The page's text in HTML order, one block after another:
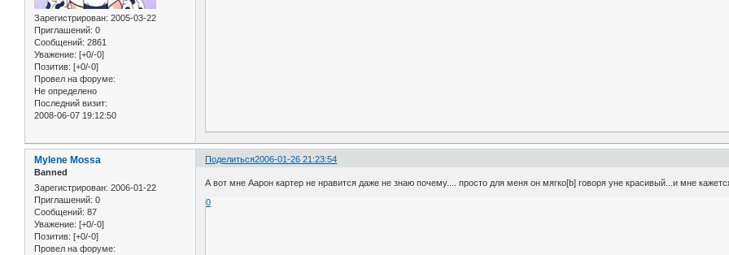
Зарегистрирован: 2005-03-22
Приглашений: 0
Сообщений: 2861
Уважение: [+0/-0]
Позитив: [+0/-0]
Провел на форуме:
Не определено
Последний визит:
2008-06-07 19:12:50
Поделиться2006-01-26 21:23:54
Mylene Mossa
Banned
Зарегистрирован: 2006-01-22
Приглашений: 0
Сообщений: 87
Уважение: [+0/-0]
Позитив: [+0/-0]
Провел на форуме:
А вот мне Аарон картер не нравится даже не знаю почему.... просто для меня он мягко[b] говоря уне красивый...и мне
0